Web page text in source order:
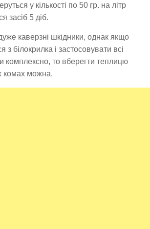
у кількості по 50 гр. на літр
засіб 5 діб.
каверзні шкідники, однак якщо
з білокрилка і застосовувати всі
комплексно, то вберегти теплицю
комах можна.